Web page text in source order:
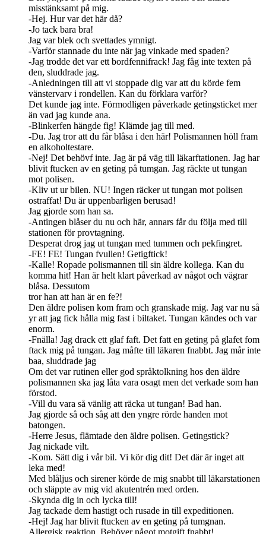
misstänksamt på mig.
-Hej. Hur var det här då?
-Jo tack bara bra!
Jag var blek och svettades ymnigt.
-Varför stannade du inte när jag vinkade med spaden?
-Jag trodde det var ett bordfennifrack! Jag fåg inte texten på
den, sluddrade jag.
-Anledningen till att vi stoppade dig var att du körde fem
vänstervarv i rondellen. Kan du förklara varför?
Det kunde jag inte. Förmodligen påverkade getingsticket mer
än vad jag kunde ana.
-Blinkerfen hängde fig! Klämde jag till med.
-Du. Jag tror att du får blåsa i den här! Polismannen höll fram
en alkoholtestare.
-Nej! Det behövf inte. Jag är på väg till läkarftationen. Jag har
blivit ftucken av en geting på tumgan. Jag räckte ut tungan
mot polisen.
-Kliv ut ur bilen. NU! Ingen räcker ut tungan mot polisen
ostraffat! Du är uppenbarligen berusad!
Jag gjorde som han sa.
-Antingen blåser du nu och här, annars får du följa med till
stationen för provtagning.
Desperat drog jag ut tungan med tummen och pekfingret.
-FE! FE! Tungan fvullen! Getigftick!
-Kalle! Ropade polismannen till sin äldre kollega. Kan du
komma hit! Han är helt klart påverkad av något och vägrar
blåsa. Dessutom
tror han att han är en fe?!
Den äldre polisen kom fram och granskade mig. Jag var nu så
yr att jag fick hålla mig fast i biltaket. Tungan kändes och var
enorm.
-Fnälla! Jag drack ett glaf faft. Det fatt en geting på glafet fom
ftack mig på tungan. Jag måfte till läkaren fnabbt. Jag mår inte
baa, sluddrade jag
Om det var rutinen eller god språktolkning hos den äldre
polismannen ska jag låta vara osagt men det verkade som han
förstod.
-Vill du vara så vänlig att räcka ut tungan! Bad han.
Jag gjorde så och såg att den yngre rörde handen mot
batongen.
-Herre Jesus, flämtade den äldre polisen. Getingstick?
Jag nickade vilt.
-Kom. Sätt dig i vår bil. Vi kör dig dit! Det där är inget att
leka med!
Med blåljus och sirener körde de mig snabbt till läkarstationen
och släppte av mig vid akutentrén med orden.
-Skynda dig in och lycka till!
Jag tackade dem hastigt och rusade in till expeditionen.
-Hej! Jag har blivit ftucken av en geting på tumgnan.
Allergisk reaktion. Behöver något motgift fnabbt!